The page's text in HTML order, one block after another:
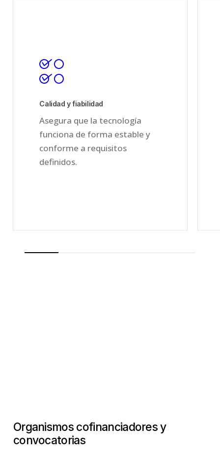
Calidad y fiabilidad
Asegura que la tecnología
funciona de forma estable y
conforme a requisitos
definidos.
Organismos cofinanciadores y
convocatorias